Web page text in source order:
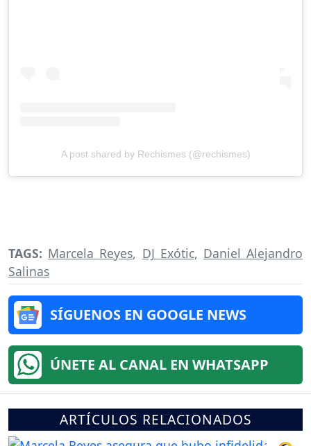
A post shared by Rechismes (@rechismes)
TAGS: Marcela Reyes, DJ Exótic, Daniel Alejandro
Salinas
SÍGUENOS EN GOOGLE NEWS
ÚNETE AL CANAL EN WHATSAPP
ARTÍCULOS RELACIONADOS